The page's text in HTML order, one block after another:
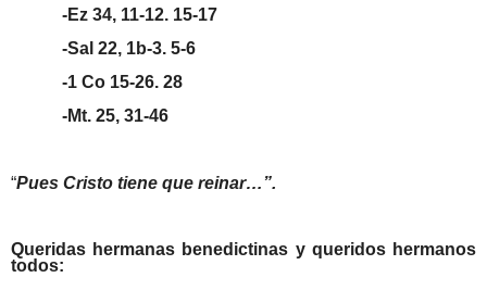
-Ez 34, 11-12. 15-17
-Sal 22, 1b-3. 5-6
-1 Co 15-26. 28
-Mt. 25, 31-46
“Pues Cristo tiene que reinar…”.
Queridas hermanas benedictinas y queridos hermanos
todos: